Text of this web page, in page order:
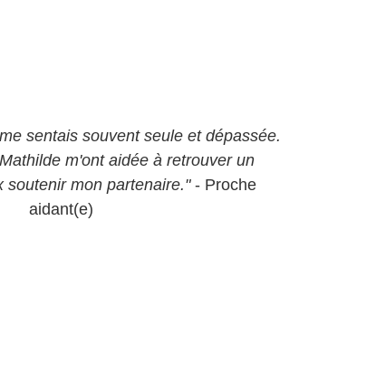
sentais souvent seule et dépassée.
m'ont aidée à retrouver un
soutenir mon partenaire." - Proche
aidant(e)